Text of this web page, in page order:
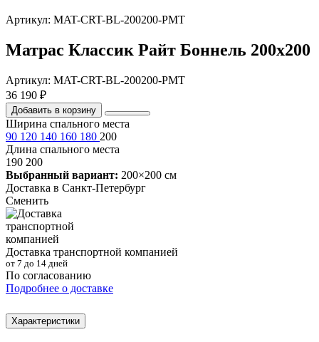
Артикул: MAT-CRT-BL-200200-PMT
Матрас Классик Райт Боннель 200х200
Артикул: MAT-CRT-BL-200200-PMT
36 190 ₽
Добавить в корзину
Ширина спального места
90 120 140 160 180 200
Длина спального места
190 200
Выбранный вариант: 200×200 см
Доставка в Санкт-Петербург
Сменить
Доставка транспортной компанией
от 7 до 14 дней
По согласованию
Подробнее о доставке
Характеристики